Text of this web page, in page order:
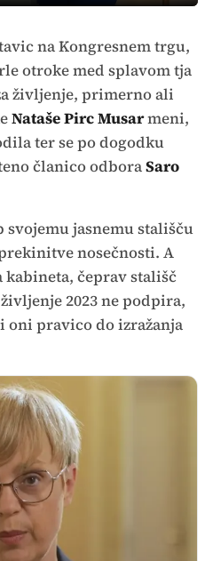
način
na Kongresnem trgu,
otroke med splavom tja
življenje, primerno ali
Nataše Pirc Musarmeni,
ter se po dogodku
članico odboraSaro
jasnemu stališču
nosečnosti. A
čeprav stališč
2023 ne podpira,
oni pravico do izražanja